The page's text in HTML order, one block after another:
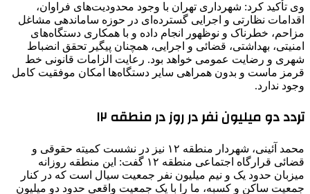
وی تأکید کرد: شهرداری تهران با وجود محدودیت‌های فراوان،
اقدامات نظارتی و اجرایی گسترده‌ای در حوزه ساماندهی مشاغل
مزاحم، خطرناک و نوظهور انجام داده و با همکاری دستگاه‌های
امنیتی، بهداشتی، قضائی و اجرایی، همچنان پیگیر تحقق انضباط
شهری و رضایت عمومی خواهد بود. رعایت الزامات قانونی خط
قرمز ماست و بدون همراهی سایر دستگاه‌ها امکان موفقیت کامل
وجود ندارد.
تردد دو میلیون نفر در روز در منطقه ۱۲
محمد آئینی، شهردار منطقه ۱۲ نیز در نشست کمیته حقوقی و
قضائی قرارگاه اجتماعی منطقه ۱۲ گفت: این منطقه روزانه
میزبان حدود یک و نیم میلیون نفر جمعیت سیال است که در کنار
جمعیت ساکن و کسبه، ما را با یک جمعیت واقعی حدود دو میلیون